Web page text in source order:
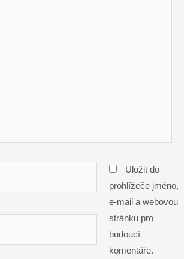
Uložit do
prohlížeče jméno,
e-mail a webovou
stránku pro
budoucí
komentáře.